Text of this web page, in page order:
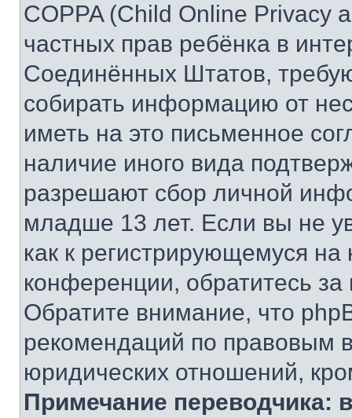
COPPA (Child Online Privacy
частных прав ребёнка в
Соединённых Штатов,
собирать информацию от
иметь на это письменное
наличие иного вида
разрешают сбор личной
младше 13 лет. Если вы не
как к регистрирующемуся
конференции, обратитесь
Обратите внимание, что
рекомендаций по правовым
юридических отношений,
Примечание переводчика: